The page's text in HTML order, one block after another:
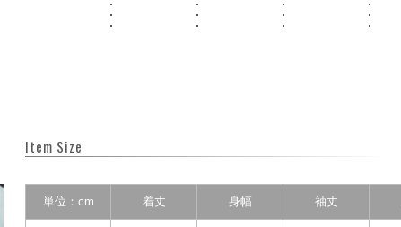
Item Size
単位：cm 着丈 身幅 袖丈